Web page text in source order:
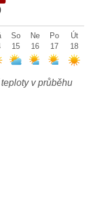
So
15
Ne
16
Po
17
Út
18
v průběhu